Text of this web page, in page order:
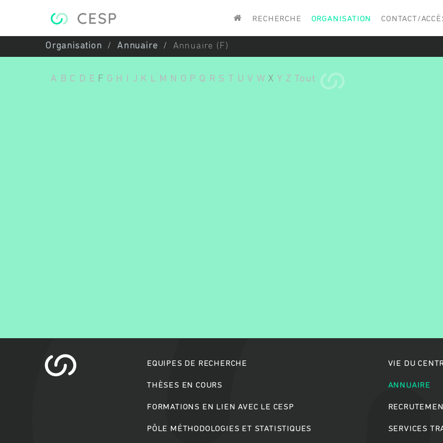
RECHERCHE ORGANISATION CONTACT/
Organisation Annuaire Annuaire (F)
A B C D E F G H J K L M N O P Q R S T U V W X Y Z Tout
EQUIPES DE RECHERCHE
THÈSES EN COURS
FORMATIONS EN LIEN AVEC LE CESP
PÔLE MÉTHODOLOGIES ET STATISTIQUES
VIE DU
ANNUAIRE
SERVICES